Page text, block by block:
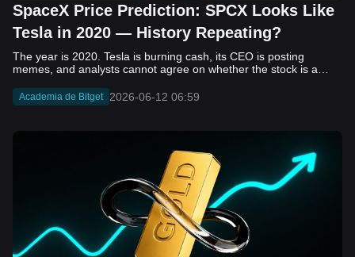
SpaceX Price Prediction: SPCX Looks Like
Tesla in 2020 — History Repeating?
The year is 2020. Tesla is burning cash, its CEO is posting memes, and analysts cannot agree on whether the stock is a generational opportunity or an elaborate joke. Now replace Tesla with SpaceX. Replace 2020 with 2026. The debate looks almost identical, and SPCX is set to hit the Nasdaq on June 12. The offering price is $135 per share. The implied valuation is $1.75 trillion. For anyone who watched Tesla run 700% that year, the pattern is hard to unsee. History does not repeat, but it rhymes often enough to pay attention. Before sizing into SPCX on day one, investors need to understand what actually drove Tesla's re-rating, whether SpaceX has the same ingredients, and where the comparison quietly falls apart. That is what this piece covers, with numbers. Five structural parallels that make SPCX feel like TSLA 2020. Five critical differences that could make trade painful. And the exact price levels and execution metrics will tell you whether this rocket clears the atmosphere or comes apart on ascent. Tesla in 2020 — The Flashback Every Investor Needs To understand the TSLA/SPCX parallel, you need to remember what Tesla actually looked like at the start of 2020. Not in hindsight. Through the eyes of a skeptic. Tesla, Inc. (TSLA) Price History Source: Yahoo Finance In January of that year, Tesla was trading at roughly $28 on a split-adjusted basis. The company had just barely posted its first full-year GAAP profit, capping nearly a decade of consecutive annual losses. Revenue was growing fast, but the valuation was already uncomfortable by any conventional measure. The price-to-earnings ratio peaked at 940x by Q4 2020, a number that triggered every value screen on the planet. The bear case was loud and well-reasoned. Tesla was a car company with car-company margins, going up against century-old manufacturers with far deeper pockets. The stock had already run hard. Every rational DCF model said it was overvalued. Then the narrative shifted. Not because of a single earnings beat or a product launch. The market collectively decided that Tesla was not a car company. It was a clean energy platform, a software business, a battery technology leader, and a self-driving AI play, all in one ticker. Once that frame took hold, traditional valuation metrics lost their grip as anchors. Retail investors piled in. Institutional funds that had stayed on the sidelines were forced to buy when Tesla was added to the SP 500 in December. The feedback loop closed hard and fast. By the end of 2020, the stock had risen 743% from its March lows, making it the largest company ever added to the index at the time of inclusion. The lesson is not that Tesla was cheap. It was not. The lesson is that Tesla's 2020 rally had almost nothing to do with fundamentals catching up to price. It was the market repricing the total addressable market and the probability of dominance. That distinction is the entire reason the SPCX conversation is worth having. The Parallel — Why SPCX Feels Like TSLA 2020 The similarities between SpaceX today and Tesla in 2020 are not superficial. They span five structural dimensions that matter to how markets re-rate a stock. The visionary founder effect: Tesla in 2020 was inseparable from Elon Musk. His vision, execution record, and ability to shape investor narratives were central to the thesis. SpaceX in 2026 is similar. Investors are not just buying a launch company; they are buying a vision of a multi-planetary future and a global communications network powered by Starlink. That founder premium is powerful, but it also creates key-person risk. Unprofitable on paper, but the underlying business is real: SpaceX’s headline GAAP losses may appear concerning, but adjusted EBITDA and Starlink’s profitability suggest the core business is already generating substantial economic value. Tesla investors who looked beyond reported losses before 2020 were ultimately rewarded. The question is whether SpaceX merits the same long-term patience. Dominant in a market that is just getting started: Tesla led the EV market just as adoption began accelerating. SpaceX occupies a similar position in the emerging space economy. Starlink has already achieved global scale, while Starship could dramatically lower launch costs if commercial operations mature, potentially reshaping the economics of the entire industry. A valuation that does not make sense on traditional metrics, and may not need to: SpaceX’s valuation appears extreme by conventional measures, much like Tesla’s did in 2020. Traditional valuation frameworks are not necessarily wrong, but when a company is creating a new category, they may fail to capture the scale of future opportunities. Retail conviction meets institutional hesitation: Tesla’s 2020 rally was fueled by strong retail demand and skepticism from many institutional investors. SpaceX could follow a similar path, with intense retail enthusiasm, cautious institutions, and potential future index inclusion creating demand that extends beyond near-term fundamentals. The Bull Case — If History Repeats If the Tesla 2020 parallel holds, what does the upside actually look like in numbers? Starlink's ceiling is much higher than $11.4 billion: Starlink still reaches only a fraction of its addressable market. With Starship enabling faster and cheaper satellite deployment, analysts project Starlink revenue could reach $30 to $50 billion annually by 2030. At a 40% operating margin, that implies $12 to $20 billion in operating profit from Starlink alone. Starship changes the economics of everything: If commercial Starship operations begin in the second half of 2026, the impact goes beyond lower launch costs. It could unlock new markets, accelerate satellite deployment, and reshape the economics of the entire launch industry. Even partial success would imply a much larger company than what traditional valuation models capture today. A Mars mission timeline becomes the narrative re-rating catalyst: Tesla’s re-rating happened when EV adoption moved from fringe to mainstream consensus. For SpaceX, the equivalent moment could come when a credible human Mars transit shifts from vision to scheduled mission. That would be less a financial event than a narrative event, and narrative events are what drive extreme re-ratings. The price target scenarios, modeled on Starlink growth and Starship commercialization, look like this: Scenario Implied Price by 2030 Basis Base Case $200 to $250 Starlink at $25B revenue, 35x EV/Revenue Bull Case $300 to $400 Starlink at $40B plus Starship commercial ops at scale Extreme Bull $500+ Full narrative re-rating plus index inclusion demand shock One more number worth sitting with: if SPCX mirrors Tesla’s exact 2020 to 2021 trajectory, a 700% move from the IPO price implies roughly $1,080 per share and a market cap above $14 trillion. That is not a price target. It is a thought experiment about maximum narrative compression when the market decides a company is no longer just a company, but a civilizational bet. The Bear Case — Where the Analogy Breaks Down The Tesla parallel is compelling, but incomplete. There are five places where the comparison breaks down, and ignoring them is how investors get hurt. SpaceX's biggest customer is the government: Tesla in 2020 was a consumer business with diversified demand from individual buyers. SpaceX is different. A meaningful share of revenue comes from NASA, the Department of Defense, and other government agencies. That makes SpaceX partly a defense and aerospace contractor, with budget, policy, and political risks Tesla never faced. You are buying the economics without the control: Public investors may participate in the upside, but Class A shares carry little meaningful voting power. Elon Musk retains strategic control. That may support the founder premium, but it also means shareholders have limited recourse if priorities shift, attention drifts, or decisions favor long-term missions over near-term profitability. Regulatory risk is structural, not episodic: Tesla faced regulatory scrutiny, but SpaceX depends on approvals for launches, environmental reviews, and commercial space operations. A major launch failure, extended FAA hold, or policy shift could delay Starship, slow Starlink deployment, and damage the growth narrative at the wrong time. The valuation math is genuinely difficult to defend: At a $1.75 trillion valuation, SpaceX is priced as if several major outcomes have already gone right: scaled Starship operations, massive Starlink growth, and a Mars-driven narrative premium. Reasonable base-case valuations sit far below the IPO price, meaning investors are effectively paying for the bull case upfront. The 2022 lesson exists and should not be dismissed: Tesla’s 2020 surge was followed by a brutal 2022 drawdown. The same retail conviction and founder premium that powered the rally became liabilities when sentiment turned. If SPCX follows the Tesla path, investors must account for both the euphoric upside and the volatility that may follow. The Tokenized Futures Signal — What Pre-Market Activity Is Telling Us Before SPCX officially trades on Nasdaq, there is already a market pricing it: the on-chain tokenized futures market on Bitget. Tokenized futures offer a live sentiment read: SPCXUSDT perpetual contracts have created real-time price discovery before the IPO. This matters because the participant base is retail-heavy, global, and conviction-driven, making it a useful signal traditional IPO indicators may miss. Positive funding suggests long-side enthusiasm: If funding rates remain persistently positive, traders are paying a premium to stay long. That points to strong retail conviction and limited short-side p
Academia de Bitget 2026-06-12 06:59